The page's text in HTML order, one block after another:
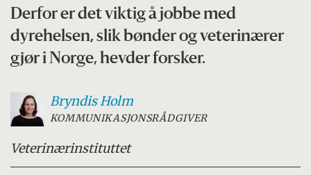
Derfor er det viktig å jobbe med
dyrehelsen, slik bønder og veterinærer
gjør i Norge, hevder forsker.
BryndisHolm
KOMMUNIKASJONSRÅDGIVER
Veterinærinstituttet